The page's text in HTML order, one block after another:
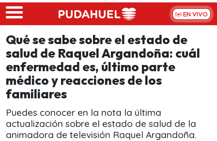
Skip to main content
EN VIVO
Qué se sabe sobre el estado de
salud de Raquel Argandoña: cuál
enfermedad es, último parte
médico y reacciones de los
familiares
Puedes conocer en la nota la última
actualización sobre el estado de salud de la
animadora de televisión Raquel Argandoña.